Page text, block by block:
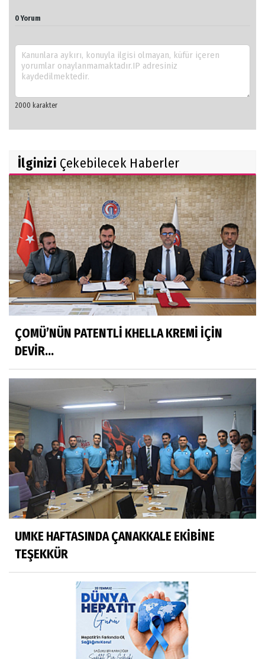
0 Yorum
İlginizi Çekebilecek Haberler
ÇOMÜ’NÜN PATENTLİ KHELLA KREMİ İÇİN
DEVİR...
UMKE HAFTASINDA ÇANAKKALE EKİBİNE
TEŞEKKÜR